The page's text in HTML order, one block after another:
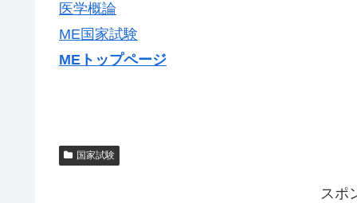
医学概論
ME国家試験
MEトップページ
国家試験
スポ